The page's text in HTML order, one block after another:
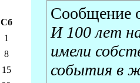
Сообщение
И 100 лет
имели
события в
Сб
1
8
15